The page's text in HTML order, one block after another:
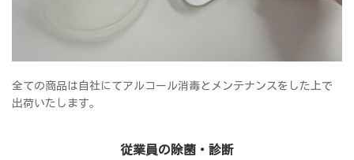
全ての商品は自社にてアルコール消毒とメンテナンスをした上で
出荷いたします。
従業員の除菌・診断